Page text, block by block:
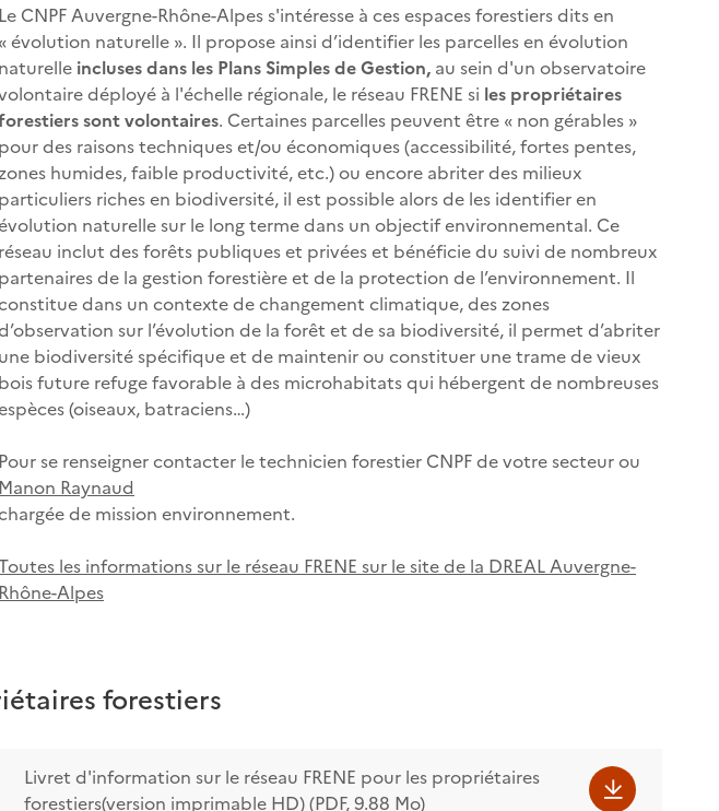
Le CNPF Auvergne-Rhône-Alpes s'intéresse à ces espaces forestiers dits en
« évolution naturelle ». Il propose ainsi d’identifier les parcelles en évolution
naturelle incluses dans les Plans Simples de Gestion, au sein d'un observatoire
déployé à l'échelle régionale, le réseau FRENE si les propriétaires
sont volontaires. Certaines parcelles peuvent être « non gérables »
pour des raisons techniques et/ou économiques (accessibilité, fortes pentes,
zones humides, faible productivité, etc.) ou encore abriter des milieux
particuliers riches en biodiversité, il est possible alors de les identifier en
naturelle sur le long terme dans un objectif environnemental. Ce
réseau inclut des forêts publiques et privées et bénéficie du suivi de nombreux
partenaires de la gestion forestière et de la protection de l’environnement. Il
dans un contexte de changement climatique, des zones
sur l’évolution de la forêt et de sa biodiversité, il permet d’abriter
une biodiversité spécifique et de maintenir ou constituer une trame de vieux
bois future refuge favorable à des microhabitats qui hébergent de nombreuses
(oiseaux, batraciens…)
Pour se renseigner contacter le technicien forestier CNPF de votre secteur ou
Manon Raynaud
de mission environnement.
les informations sur le réseau FRENE sur le site de la DREAL Auvergne-
Rhône-Alpes
forestiers
Livret d'information sur le réseau FRENE pour les propriétaires
forestiers(version imprimable HD) (PDF, 9.88 Mo)